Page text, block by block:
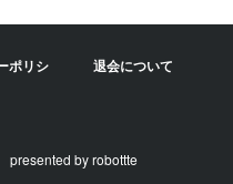
ポリシ
退会について
presented by robottte